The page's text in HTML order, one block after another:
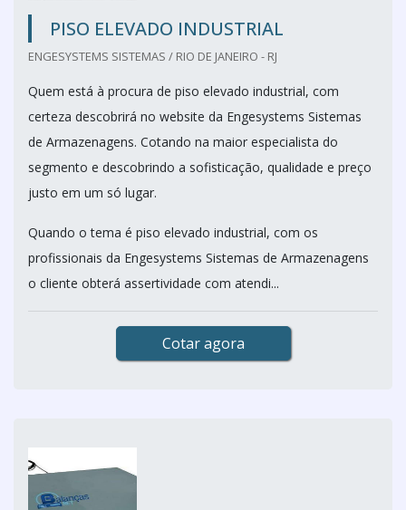
PISO ELEVADO INDUSTRIAL
ENGESYSTEMS SISTEMAS / RIO DE JANEIRO - RJ
Quem está à procura de piso elevado industrial, com
certeza descobrirá no website da Engesystems Sistemas
de Armazenagens. Cotando na maior especialista do
segmento e descobrindo a sofisticação, qualidade e preço
justo em um só lugar.
Quando o tema é piso elevado industrial, com os
profissionais da Engesystems Sistemas de Armazenagens
o cliente obterá assertividade com atendi...
Cotar agora